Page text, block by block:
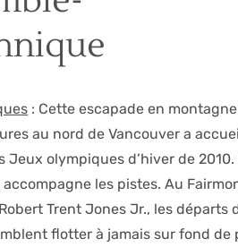
: Cette escapade en
au nord de Vancouver a
Jeux olympiques d’hiver de
les pistes. Au
Trent Jones Jr., les départs
flotter à jamais sur fond de